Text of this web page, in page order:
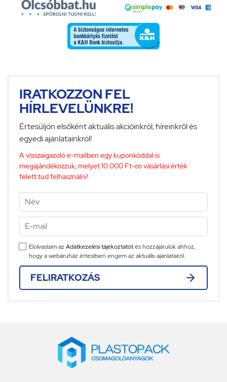
IRATKOZZON FEL
HÍRLEVELÜNKRE!
Értesüljön elsőként aktuális akcióinkról, híreinkről és
egyedi ajánlatainkról!
A visszaigazoló e-mailben egy kuponkóddal is
megajándékozzuk, melyet 10.000 Ft-os vásárlási érték
felett tud felhasználni!
Elolvastam az Adatkezelési tájékoztatótés hozzájárulok ahhoz,
hogy a webáruház értesítsen engem az aktuális ajánlatairól.
FELIRATKOZÁS